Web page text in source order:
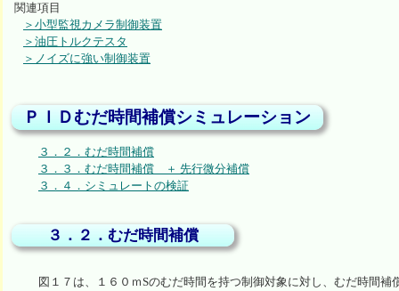
関連項目
＞小型監視カメラ制御装置
＞油圧トルクテスタ
＞ノイズに強い制御装置
ＰＩＤむだ時間補償シミュレーション
３．２．むだ時間補償
３．３．むだ時間補償 ＋ 先行微分補償
３．４．シミュレートの検証
３．２．むだ時間補償
図１７は、１６０ｍSのむだ時間を持つ制御対象に対し、むだ時間